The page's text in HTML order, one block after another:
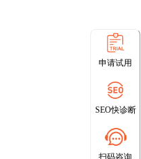
申请试用
SEO快诊断
扫码咨询